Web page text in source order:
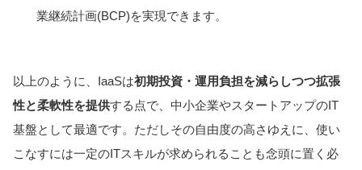
業継続計画(BCP)を実現できます。
以上のように、IaaSは初期投資・運用負担を減らしつつ拡張
性と柔軟性を提供する点で、中小企業やスタートアップのIT
基盤として最適です。ただしその自由度の高さゆえに、使い
こなすには一定のITスキルが求められることも念頭に置く必